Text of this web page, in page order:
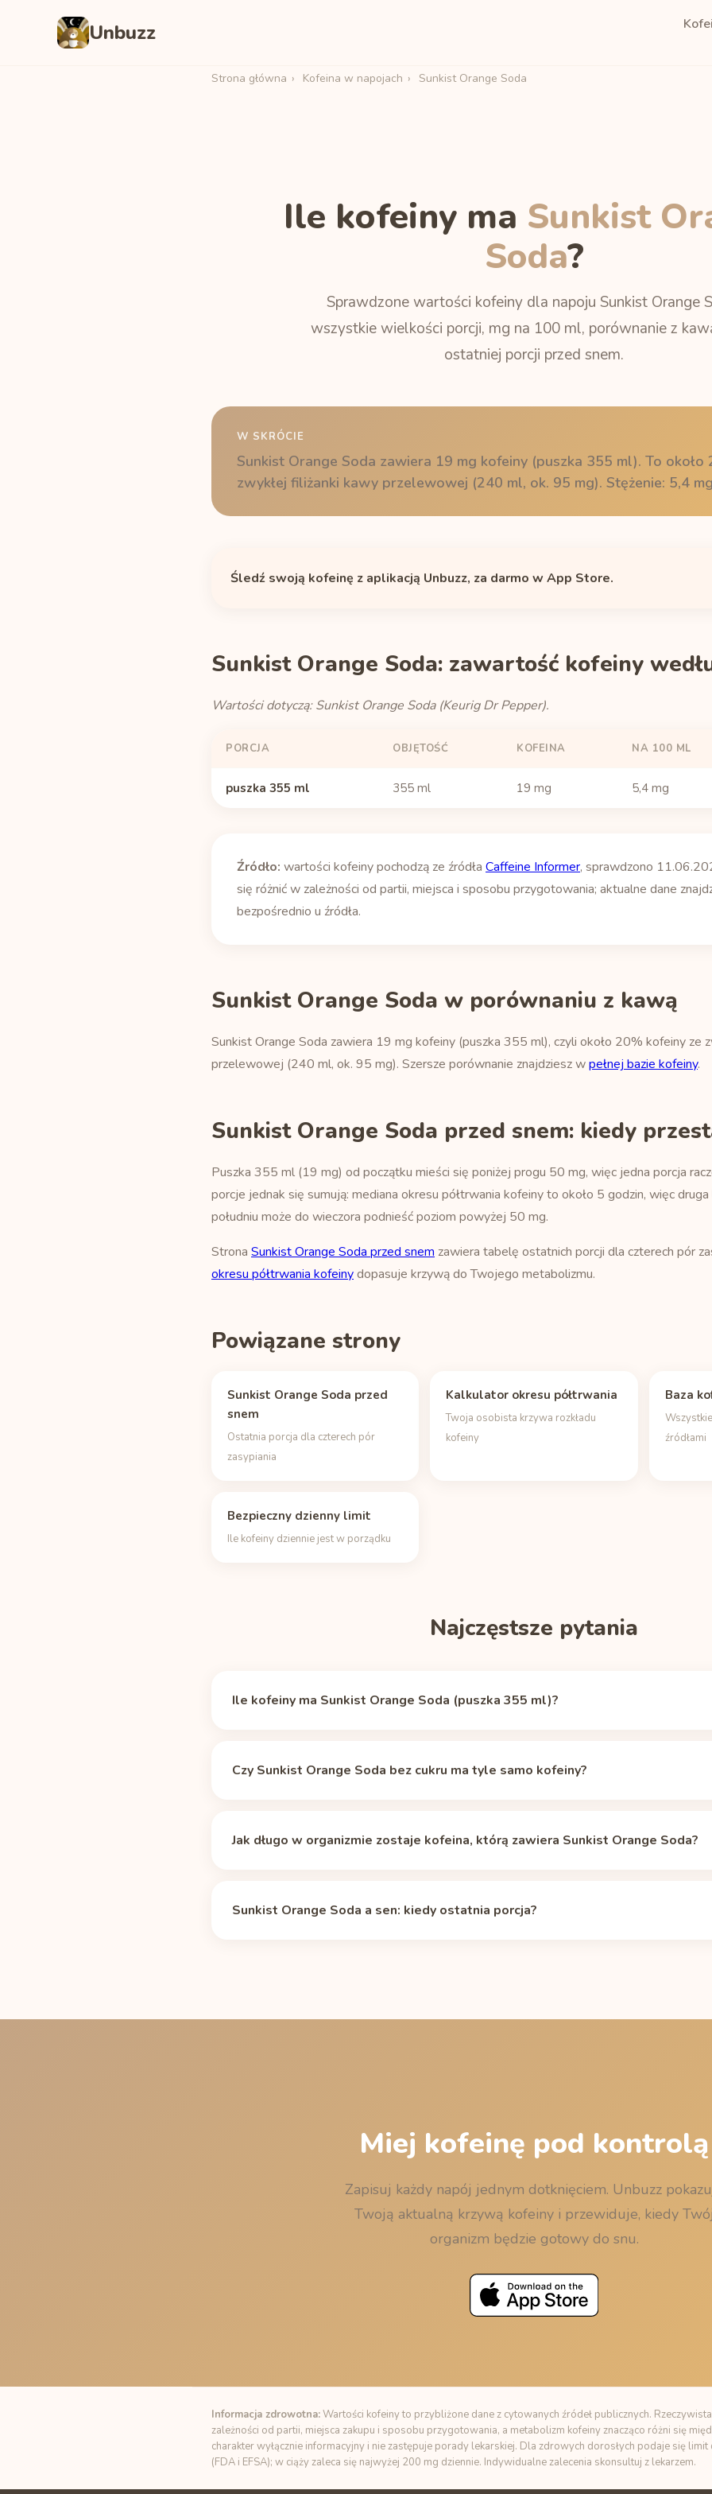
Unbuzz
Strona główna › Kofeina w napojach › Sunkist Orange Soda
Ile kofeiny ma Sunkist
Soda?
Sprawdzone wartości kofeiny dla napoju Sunkist Orange
wszystkie wielkości porcji, mg na 100 ml, porównanie z
ostatniej porcji przed snem.
W SKRÓCIE
Sunkist Orange Soda zawiera 19 mg kofeiny (puszka 355 ml). To około
zwykłej filiżanki kawy przelewowej (240 ml, ok. 95 mg). Stężenie: 5,4
Śledź swoją kofeinę z aplikacją Unbuzz, za darmo w App Store.
Sunkist Orange Soda: zawartość kofeiny
Wartości dotyczą: Sunkist Orange Soda (Keurig Dr Pepper).
PORCJA OBJĘTOŚĆ KOFEINA NA 100 ML
puszka 355 ml 355 ml 19 mg 5,4 mg
Źródło: wartości kofeiny pochodzą ze źródła Caffeine Informer, sprawdzono
się różnić w zależności od partii, miejsca i sposobu przygotowania; aktualne dane
bezpośrednio u źródła.
Sunkist Orange Soda w porównaniu z kawą
Sunkist Orange Soda zawiera 19 mg kofeiny (puszka 355 ml), czyli około 20% kofeiny ze
przelewowej (240 ml, ok. 95 mg). Szersze porównanie znajdziesz wpełnej bazie kofeiny.
Sunkist Orange Soda przed snem: kiedy
Puszka 355 ml (19 mg) od początku mieści się poniżej progu 50 mg, więc jedna porcja
porcje jednak się sumują: mediana okresu półtrwania kofeiny to około 5 godzin, więc
południu może do wieczora podnieść poziom powyżej 50 mg.
Strona Sunkist Orange Soda przed snem zawiera tabelę ostatnich porcji dla czterech pór
okresu półtrwania kofeinydopasuje krzywą do Twojego metabolizmu.
Powiązane strony
Sunkist Orange Soda przed
snem
Ostatnia porcja dla czterech pór
zasypiania
Kalkulator okresu półtrwania
Twoja osobista krzywa rozkładu
kofeiny
Baza
źródłami
Bezpieczny dzienny limit
Ile kofeiny dziennie jest w porządku
Najczęstsze pytania
Ile kofeiny ma Sunkist Orange Soda (puszka 355 ml)?
Czy Sunkist Orange Soda bez cukru ma tyle samo kofeiny?
Jak długo w organizmie zostaje kofeina, którą zawiera Sunkist Orange Soda?
palenia i ciąży, waha się od około 2 do 12 godzin. Własną krzywą policzysz w
Sunkist Orange Soda a sen: kiedy ostatnia porcja?
Miej kofeinę pod kontrolą
Zapisuj każdy napój jednym dotknięciem. Unbuzz
Twoją aktualną krzywą kofeiny i przewiduje, kiedy Twój
organizm będzie gotowy do snu.
Informacja zdrowotna:Wartości kofeiny to przybliżone dane z cytowanych źródeł publicznych.
zależności od partii, miejsca zakupu i sposobu przygotowania, a metabolizm kofeiny znacząco różni się
charakter wyłącznie informacyjny i nie zastępuje porady lekarskiej. Dla zdrowych dorosłych podaje się
(FDA i EFSA); w ciąży zaleca się najwyżej 200 mg dziennie. Indywidualne zalecenia skonsultuj z lekarzem.